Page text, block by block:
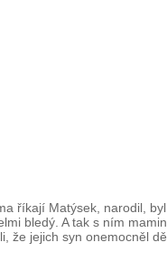
říkají Matýsek, narodil,
bledý. A tak s ním
že jejich syn onemocněl